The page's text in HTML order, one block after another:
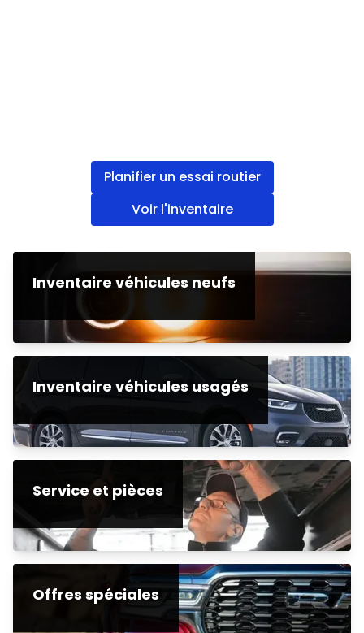
Planifier un essai routier
Voir l'inventaire
Inventaire véhicules neufs
Inventaire véhicules usagés
Service et pièces
Offres spéciales